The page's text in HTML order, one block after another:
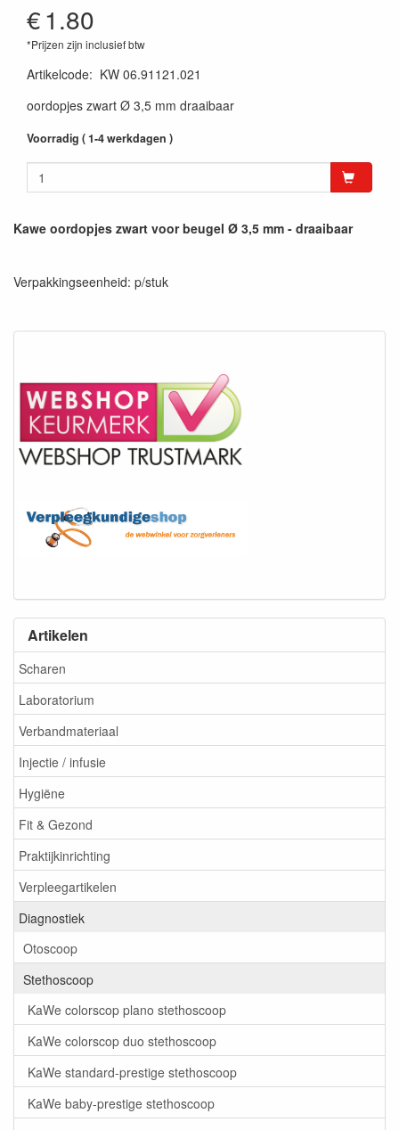
Artikelen
Scharen
Laboratorium
Verbandmateriaal
Injectie / infusie
Hygiëne
Fit & Gezond
Praktijkinrichting
Verpleegartikelen
Diagnostiek
Otoscoop
Stethoscoop
KaWe colorscop plano stethoscoop
KaWe colorscop duo stethoscoop
KaWe standard-prestige stethoscoop
KaWe baby-prestige stethoscoop
€1.80
*Prijzen zijn inclusief btw
Artikelcode: KW 06.91121.021
oordopjes zwart Ø 3,5 mm draaibaar
Voorradig ( 1-4 werkdagen )
Kawe oordopjes zwart voor beugel Ø 3,5 mm - draaibaar
Verpakkingseenheid: p/stuk